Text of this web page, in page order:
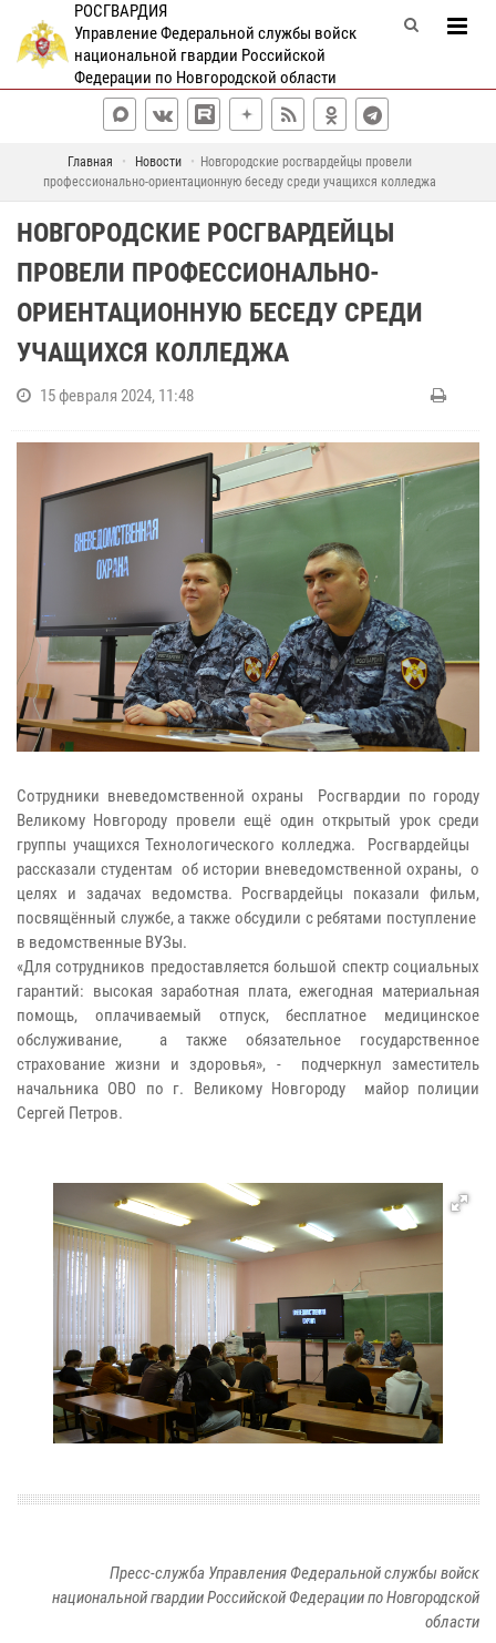
РОСГВАРДИЯ
Управление Федеральной службы войск
национальной гвардии Российской
Федерации по Новгородской области
Главная Новости
Новгородские росгвардейцы провели
профессионально-ориентационную беседу среди учащихся колледжа
НОВГОРОДСКИЕ РОСГВАРДЕЙЦЫ
ПРОВЕЛИ ПРОФЕССИОНАЛЬНО-
ОРИЕНТАЦИОННУЮ БЕСЕДУ СРЕДИ
УЧАЩИХСЯ КОЛЛЕДЖА
15 февраля 2024, 11:48
Сотрудники вневедомственной охраны Росгвардии по городу
Великому Новгороду провели ещё один открытый урок среди
группы учащихся Технологического колледжа. Росгвардейцы
рассказали студентам об истории вневедомственной охраны, о
целях и задачах ведомства. Росгвардейцы показали фильм,
посвящённый службе, а также обсудили с ребятами поступление
в ведомственные ВУЗы.
«Для сотрудников предоставляется большой спектр социальных
гарантий: высокая заработная плата, ежегодная материальная
помощь, оплачиваемый отпуск, бесплатное медицинское
обслуживание, а также обязательное государственное
страхование жизни и здоровья», - подчеркнул заместитель
начальника ОВО по г. Великому Новгороду майор полиции
Сергей Петров.
Пресс-служба Управления Федеральной службы войск
национальной гвардии Российской Федерации по Новгородской
области